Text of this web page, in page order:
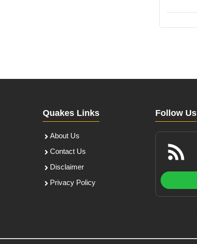
Quakes Links
About Us
Contact Us
Disclaimer
Privacy Policy
Follow Us